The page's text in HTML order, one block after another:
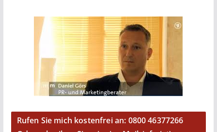
Rufen Sie mich kostenfrei an: 0800 46377266